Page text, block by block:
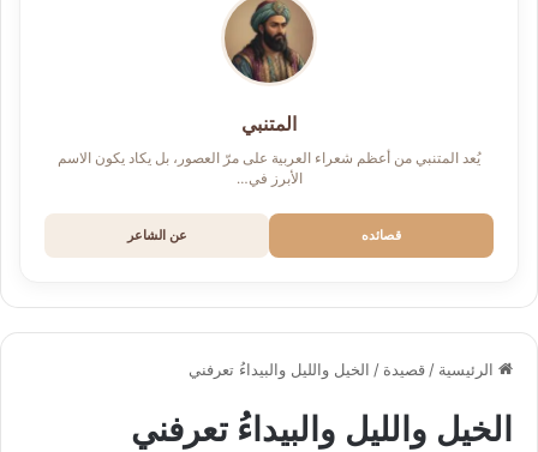
الرئيسية /قصيدة / الخيل والليل والبيداءُ تعرفني
الخيل والليل والبيداءُ تعرفني
المتنبي
يُعد المتنبي من أعظم شعراء العربية على مرّ العصور، بل يكاد يكون الاسم
الأبرز في…
قصائده عن الشاعر